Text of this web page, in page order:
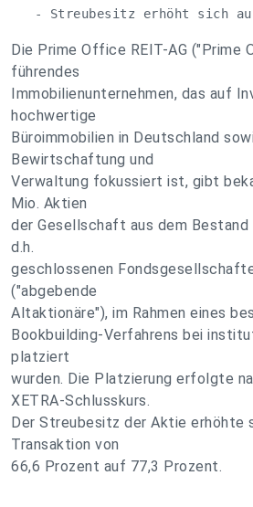
- Streubesitz erhöht sich
Die Prime Office REIT-AG ("Prime
führendes
Immobilienunternehmen, das auf
hochwertige
Büroimmobilien in Deutschland
Bewirtschaftung und
Verwaltung fokussiert ist, gibt
Mio. Aktien
der Gesellschaft aus dem
d.h.
geschlossenen
("abgebende
Altaktionäre"), im Rahmen eines
Bookbuilding-Verfahrens bei
platziert
wurden. Die Platzierung erfolgte
XETRA-Schlusskurs.
Der Streubesitz der Aktie erhöhte
Transaktion von
66,6 Prozent auf 77,3 Prozent.